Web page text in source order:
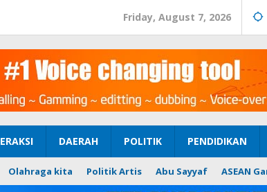
Friday, August 7, 2026
DAERAH POLITIK PENDIDIKAN
Olahraga kita Politik Artis Abu Sayyaf ASEAN